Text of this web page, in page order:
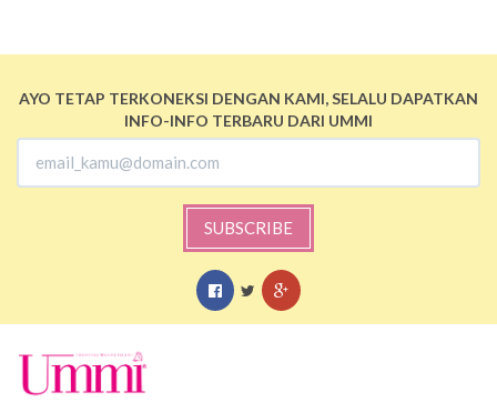
AYO TETAP TERKONEKSI DENGAN KAMI, SELALU DAPATKAN
INFO-INFO TERBARU DARI UMMI
SUBSCRIBE